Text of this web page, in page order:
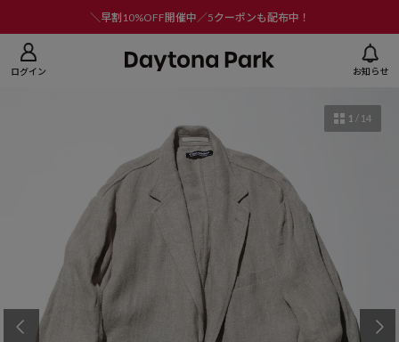
＼早割10%OFF開催中／5クーポンも配布中！
ログイン お知らせ
1 / 14